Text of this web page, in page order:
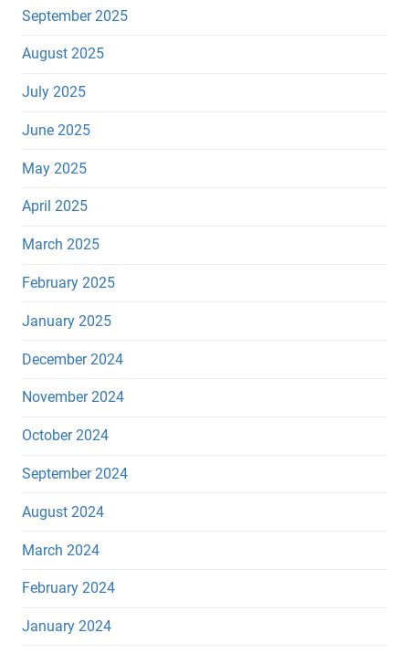
September 2025
August 2025
July 2025
June 2025
May 2025
April 2025
March 2025
February 2025
January 2025
December 2024
November 2024
October 2024
September 2024
August 2024
March 2024
February 2024
January 2024